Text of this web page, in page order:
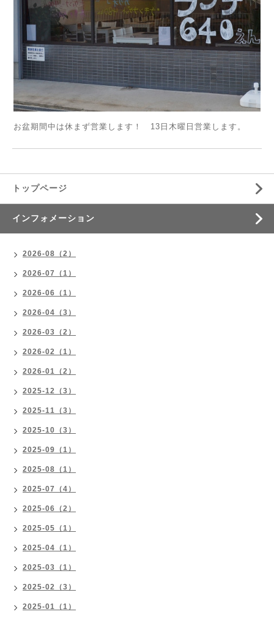
お盆期間中は休まず営業します！ 13日木曜日営業します。
トップページ
インフォメーション
2026-08（2）
2026-07（1）
2026-06（1）
2026-04（3）
2026-03（2）
2026-02（1）
2026-01（2）
2025-12（3）
2025-11（3）
2025-10（3）
2025-09（1）
2025-08（1）
2025-07（4）
2025-06（2）
2025-05（1）
2025-04（1）
2025-03（1）
2025-02（3）
2025-01（1）